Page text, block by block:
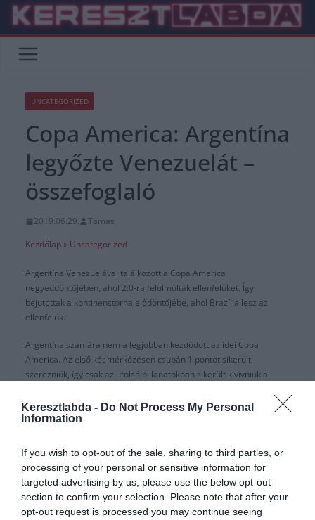
Keresztlabda - Do Not Process My Personal
Information
If you wish to opt-out of the sale, sharing to third parties, or
processing of your personal or sensitive information for
targeted advertising by us, please use the below opt-out
section to confirm your selection. Please note that after your
opt-out request is processed you may continue seeing
Skip
content
UNCATEGORIZED
Copa America: Argentína
legyőzte Venezuelát –
összefoglaló
2019.06.29.
Tamas
Kezdőlap » Uncategorized
Argentína Venezuelával találkozott a Copa America
negyeddöntőjében, ahol 2:0-ra felülmúlták ellenfelüket. Így
bejutottak a kontinenstorna elődöntőjébe, ahol Brazília lesz az
ellenfelük.
Argentína számára nem a legjobban kezdődött az idei Copa
America. Az első két mérkőzésen csupán 1 pontot sikerült
szerezniük, így csak az utolsó pillanatokban sikerült kivívniuk a
szakaszra összekapták magukat.
dolgoztak ki több helyzetet. Végül Lo Celso (74′) állította be a
végeredmény (2:0).
Mérkőzés összefoglaló: